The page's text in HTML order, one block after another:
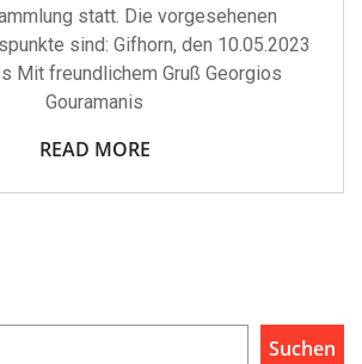
statt. Die vorgesehenen
sind: Gifhorn, den 10.05.2023
Mit freundlichem Gruß Georgios
Gouramanis
READ MORE
Suchen